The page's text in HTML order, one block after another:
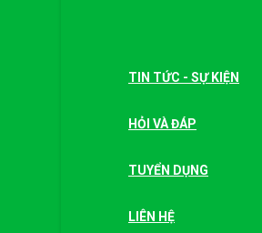
TIN TỨC - SỰ KIỆN
HỎI VÀ ĐÁP
TUYỂN DỤNG
LIÊN HỆ